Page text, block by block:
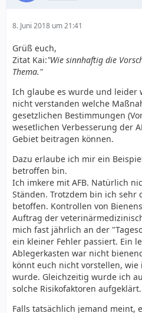
8. Juni 2018 um 21:41
Grüß euch,
Zitat Kai:"Wie sinnhaftig die
Thema."
Ich glaube es wurde und leider
nicht verstanden welche
gesetzlichen Bestimmungen
wesetlichen Verbesserung der
Gebiet beitragen können.
Dazu erlaube ich mir ein
betroffen bin.
Ich imkere mit AFB. Natürlich
Ständen. Trotzdem bin ich sehr
betoffen. Kontrollen von
Auftrag der
mich fast jährlich an der
ein kleiner Fehler passiert. Ein
Ablegerkasten war nicht
könnt euch nicht vorstellen, wie
wurde. Gleichzeitig wurde ich
solche Risikofaktoren
Falls tatsächlich jemand meint,